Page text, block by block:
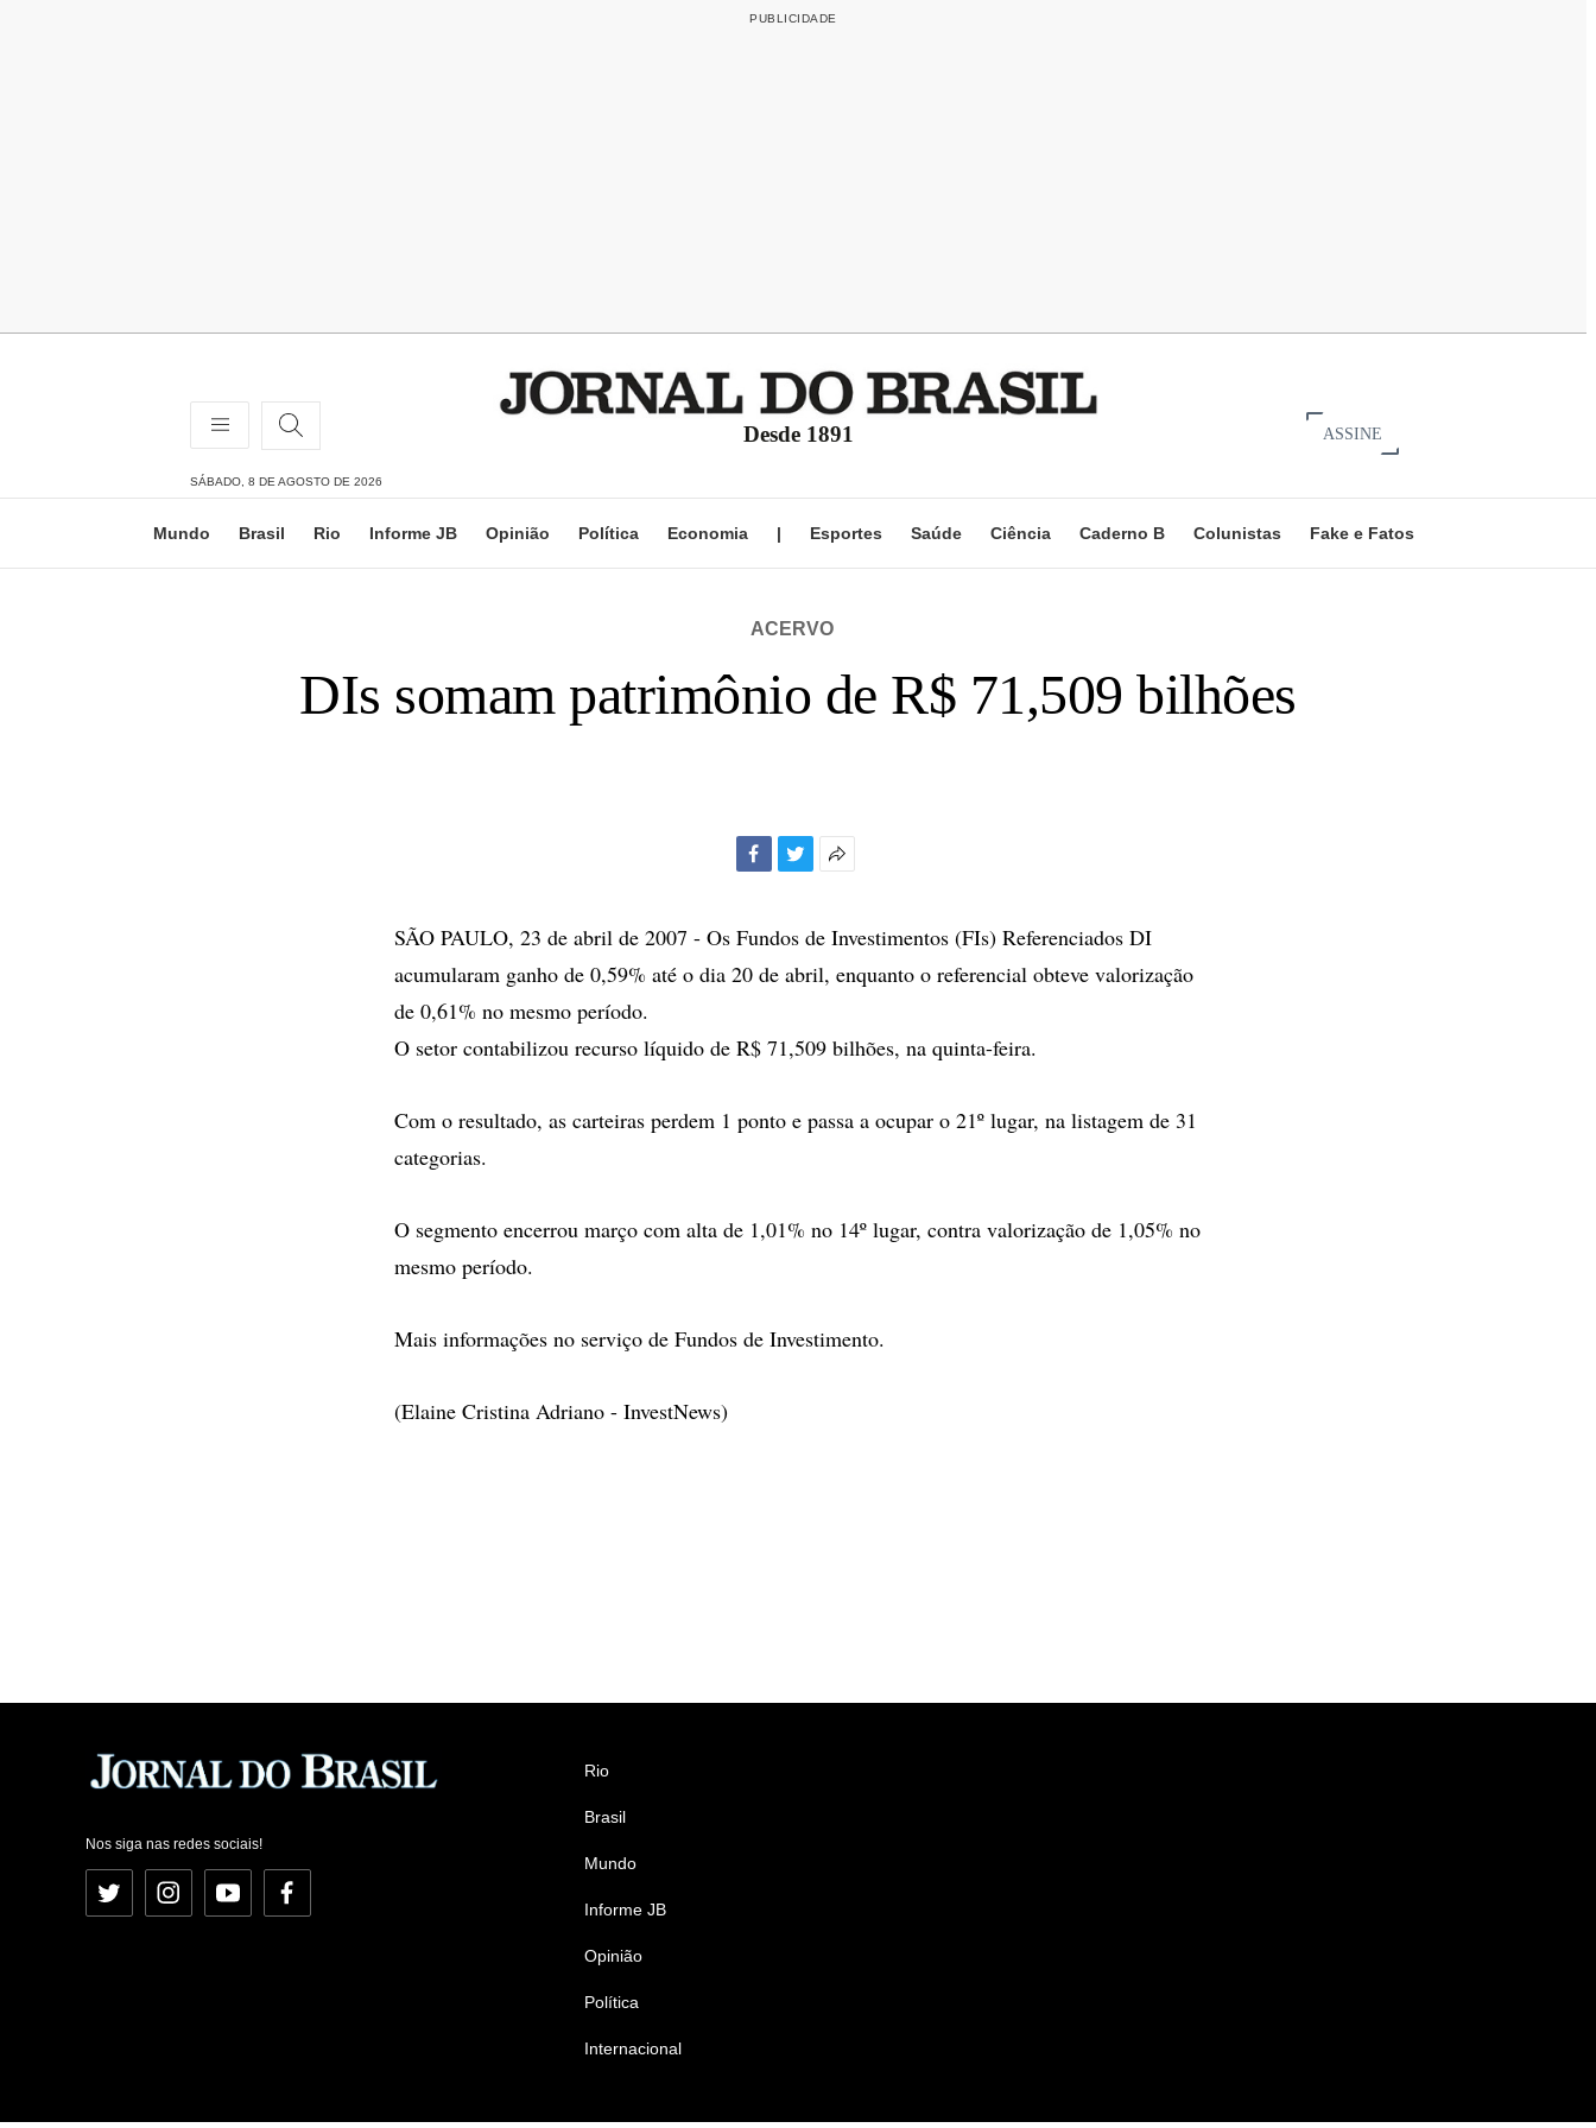
Desde 1891 ASSINE
SÁBADO, 8 DE AGOSTO DE 2026
Mundo Brasil Rio Informe JB Opinião Política Economia | Esportes Saúde Ciência Caderno B Colunistas Fake e Fatos
ACERVO
DIs somam patrimônio de R$ 71,509 bilhões
compartilhamento
SÃO PAULO, 23 de abril de 2007 - Os Fundos de Investimentos (FIs) Referenciados DI
acumularam ganho de 0,59% até o dia 20 de abril, enquanto o referencial obteve valorização
de 0,61% no mesmo período.
O setor contabilizou recurso líquido de R$ 71,509 bilhões, na quinta-feira.
Com o resultado, as carteiras perdem 1 ponto e passa a ocupar o 21º lugar, na listagem de 31
categorias.
O segmento encerrou março com alta de 1,01% no 14º lugar, contra valorização de 1,05% no
mesmo período.
Mais informações no serviço de Fundos de Investimento.
(Elaine Cristina Adriano - InvestNews)
Nos siga nas redes sociais!
Twitter InstagramYouTubeFacebook
Rio
Brasil
Mundo
Informe JB
Opinião
Política
Internacional